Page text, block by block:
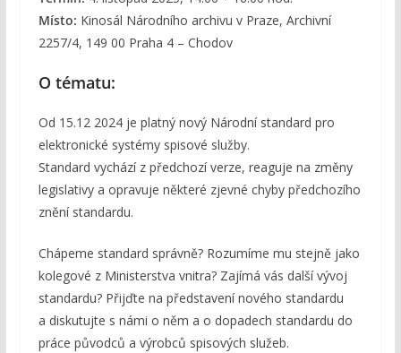
Místo: Kinosál Národního archivu v Praze, Archivní
2257/4, 149 00 Praha 4 – Chodov
O tématu:
Od 15.12 2024 je platný nový Národní standard pro
elektronické systémy spisové služby.
Standard vychází z předchozí verze, reaguje na změny
legislativy a opravuje některé zjevné chyby předchozího
znění standardu.
Chápeme standard správně? Rozumíme mu stejně jako
kolegové z Ministerstva vnitra? Zajímá vás další vývoj
standardu? Přijďte na představení nového standardu
a diskutujte s námi o něm a o dopadech standardu do
práce původců a výrobců spisových služeb.